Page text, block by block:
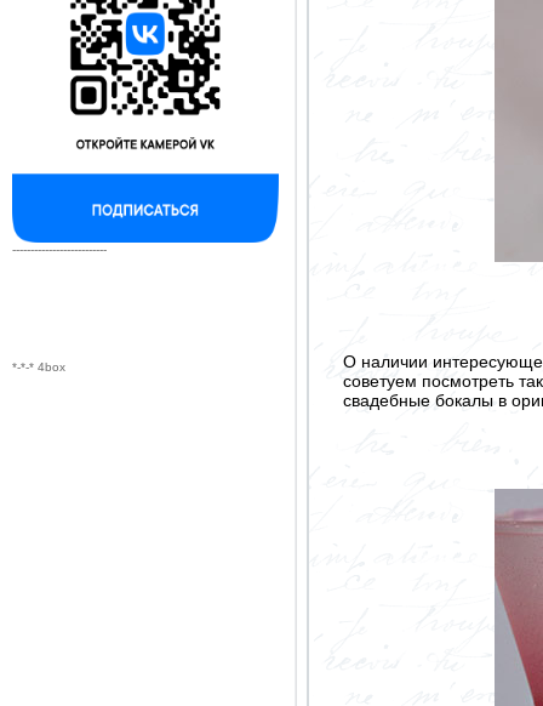
--------------------------
*-*-* 4box
О наличии
советуем посмотреть
свадебные бокалы в